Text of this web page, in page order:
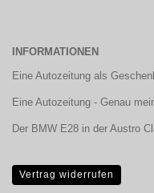
INFORMATIONEN
Eine Autozeitung als
Eine Autozeitung - Genau
Der BMW E28 in der Austro
Vertrag widerrufen